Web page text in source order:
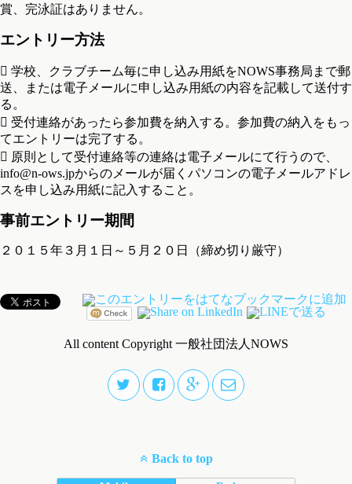
賞、完泳証はありません。
エントリー方法
 学校、クラブチーム毎に申し込み用紙をNOWS事務局まで郵
送、または電子メールに申し込み用紙の内容を記載して送付す
る。
 受付連絡があったら参加費を納入する。参加費の納入をもっ
てエントリーは完了する。
 原則として受付連絡等の連絡は電子メールにて行うので、
info@n-ows.jpからのメールが届くパソコンの電子メールアドレ
スを申し込み用紙に記入すること。
事前エントリー期間
２０１５年３月１日～５月２０日（締め切り厳守）
All content Copyright 一般社団法人NOWS
Back to top